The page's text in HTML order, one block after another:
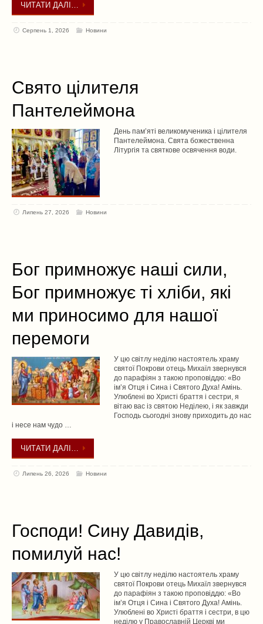
ЧИТАТИ ДАЛІ…
Серпень 1, 2026 Новини
Свято цiлителя
Пантелеймона
День пам’яті великомученика i цiлителя
Пантелеймона. Свята божественна
Літургія та святкове освячення води.
Липень 27, 2026 Новини
Бог примножує наші сили,
Бог примножує ті хліби, які
ми приносимо для нашої
перемоги
У цю світлу неділю настоятель храму
святої Покрови отець Михаїл звернувся
до парафіян з такою проповіддю: «Во
імʼя Отця і Сина і Святого Духа! Амінь.
Улюблені во Христі браття і сестри, я
вітаю вас із святою Неділею, і як завжди
Господь сьогодні знову приходить до нас
і несе нам чудо …
ЧИТАТИ ДАЛІ…
Липень 26, 2026 Новини
Господи! Сину Давидів,
помилуй нас!
У цю світлу неділю настоятель храму
святої Покрови отець Михаїл звернувся
до парафіян з такою проповіддю: «Во
імʼя Отця і Сина і Святого Духа! Амінь.
Улюблені во Христі браття і сестри, в цю
неділю у Православній Церкві ми